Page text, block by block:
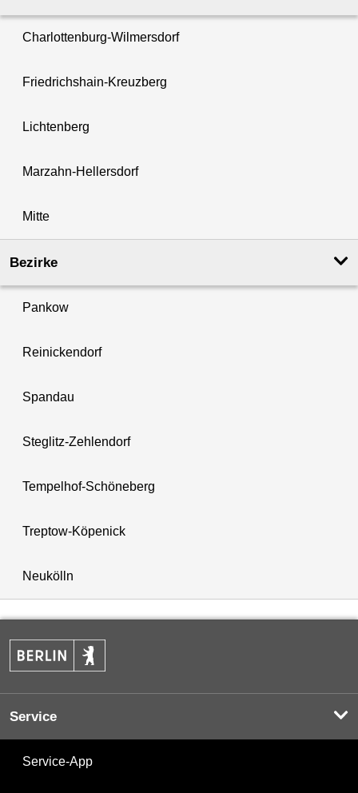
Charlottenburg-Wilmersdorf
Friedrichshain-Kreuzberg
Lichtenberg
Marzahn-Hellersdorf
Mitte
Bezirke
Pankow
Reinickendorf
Spandau
Steglitz-Zehlendorf
Tempelhof-Schöneberg
Treptow-Köpenick
Neukölln
Service
Service-App